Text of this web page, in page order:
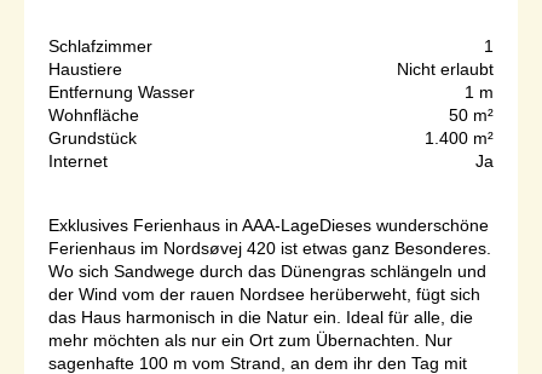
Schlafzimmer
1
Haustiere
Nicht erlaubt
Entfernung Wasser
1 m
Wohnfläche
50 m²
Grundstück
1.400 m²
Internet
Ja
Exklusives Ferienhaus in AAA-LageDieses wunderschöne
Ferienhaus im Nordsøvej 420 ist etwas ganz Besonderes.
Wo sich Sandwege durch das Dünengras schlängeln und
der Wind vom der rauen Nordsee herüberweht, fügt sich
das Haus harmonisch in die Natur ein. Ideal für alle, die
mehr möchten als nur ein Ort zum Übernachten. Nur
sagenhafte 100 m vom Strand, an dem ihr den Tag mit